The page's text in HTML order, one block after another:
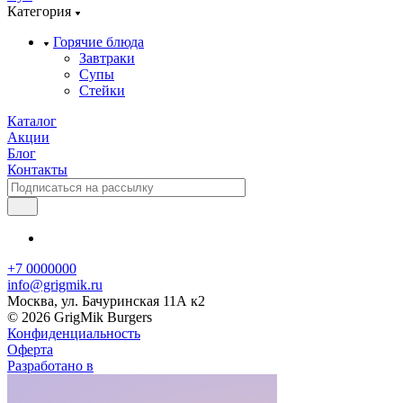
Категория
Горячие блюда
Завтраки
Супы
Стейки
Каталог
Акции
Блог
Контакты
+7 0000000
info@grigmik.ru
Москва, ул. Бачуринская 11А к2
© 2026 GrigMik Burgers
Конфиденциальность
Оферта
Разработано в